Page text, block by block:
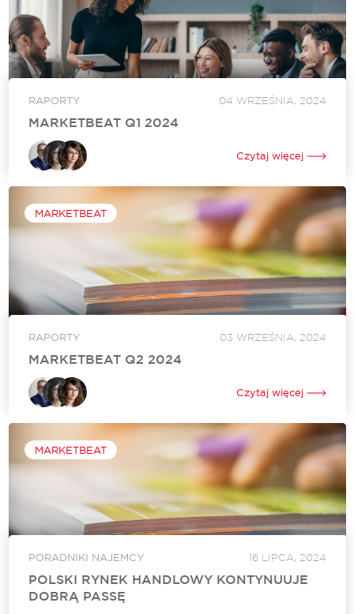
RAPORTY 04 WRZEŚNIA, 2024
MARKETBEAT Q1 2024
Raport Marketbeat to regularna analiza rynku nieruchomości
handlowych, którą przygotowujemy, aby dostarczyć
kompleksowych informacji o kondycji sektora, najważniejszych
wspierać inwestorów, deweloperów oraz...
Czytaj więcej
MARKETBEAT
RAPORTY 03 WRZEŚNIA, 2024
MARKETBEAT Q2 2024
MarketBeat firmy Cushman & Wakefield co kwartał analizuje
aktywność na rynku nieruchomości handlowych w Polsce, w
tym podaż, popyt i trendy cenowe na poziomie rynkowym i
Czytaj więcej
MARKETBEAT
PORADNIKI NAJEMCY 16 LIPCA, 2024
POLSKI RYNEK HANDLOWY KONTYNUUJE
DOBRĄ PASSĘ